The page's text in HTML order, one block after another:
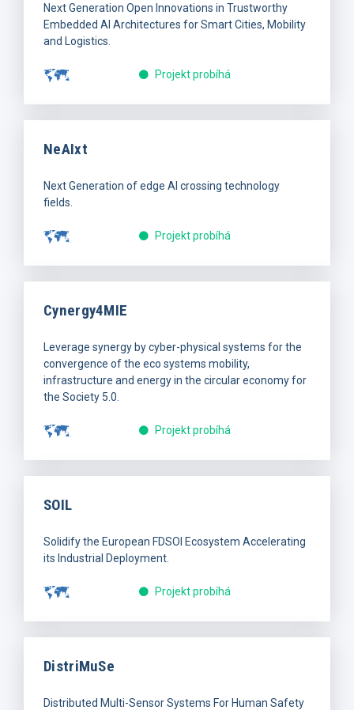
Next Generation Open Innovations in Trustworthy
Embedded AI Architectures for Smart Cities, Mobility
and Logistics.
Projekt probíhá
NeAIxt
Next Generation of edge AI crossing technology
fields.
Projekt probíhá
Cynergy4MIE
Leverage synergy by cyber-physical systems for the
convergence of the eco systems mobility,
infrastructure and energy in the circular economy for
the Society 5.0.
Projekt probíhá
SOIL
Solidify the European FDSOI Ecosystem Accelerating
its Industrial Deployment.
Projekt probíhá
DistriMuSe
Distributed Multi-Sensor Systems For Human Safety